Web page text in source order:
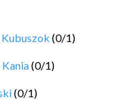
(0/1)
(0/1)
(0/1)